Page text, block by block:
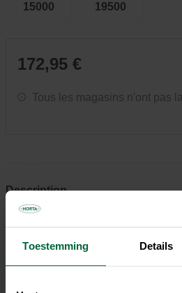
Toestemming Details
15000 19500
172,95 €
Tous les magasins n'ont pas
Description
Pond Eco Next, nos nouvelles
sont les plus économiques du